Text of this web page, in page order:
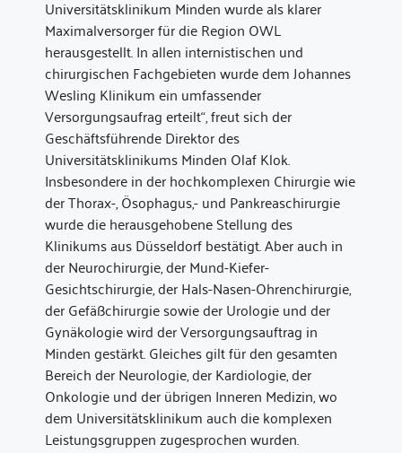
Universitätsklinikum Minden wurde als klarer
Maximalversorger für die Region OWL
herausgestellt. In allen internistischen und
chirurgischen Fachgebieten wurde dem Johannes
Wesling Klinikum ein umfassender
Versorgungsaufrag erteilt“, freut sich der
Geschäftsführende Direktor des
Universitätsklinikums Minden Olaf Klok.
Insbesondere in der hochkomplexen Chirurgie wie
der Thorax-, Ösophagus,- und Pankreaschirurgie
wurde die herausgehobene Stellung des
Klinikums aus Düsseldorf bestätigt. Aber auch in
der Neurochirurgie, der Mund-Kiefer-
Gesichtschirurgie, der Hals-Nasen-Ohrenchirurgie,
der Gefäßchirurgie sowie der Urologie und der
Gynäkologie wird der Versorgungsauftrag in
Minden gestärkt. Gleiches gilt für den gesamten
Bereich der Neurologie, der Kardiologie, der
Onkologie und der übrigen Inneren Medizin, wo
dem Universitätsklinikum auch die komplexen
Leistungsgruppen zugesprochen wurden.